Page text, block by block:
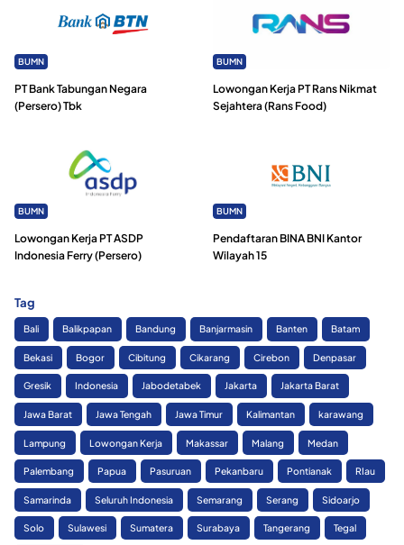
BUMN
PT Bank Tabungan Negara
(Persero) Tbk
BUMN
Lowongan Kerja PT Rans Nikmat
Sejahtera (Rans Food)
BUMN
Lowongan Kerja PT ASDP
Indonesia Ferry (Persero)
BUMN
Pendaftaran BINA BNI Kantor
Wilayah 15
Tag
Bali Balikpapan Bandung Banjarmasin Banten Batam
Bekasi Bogor Cibitung Cikarang Cirebon Denpasar
Gresik Indonesia Jabodetabek Jakarta Jakarta Barat
Jawa Barat Jawa Tengah Jawa Timur Kalimantan karawang
Lampung Lowongan Kerja Makassar Malang Medan
Palembang Papua Pasuruan Pekanbaru Pontianak RIau
Samarinda Seluruh Indonesia Semarang Serang Sidoarjo
Solo Sulawesi Sumatera Surabaya Tangerang Tegal